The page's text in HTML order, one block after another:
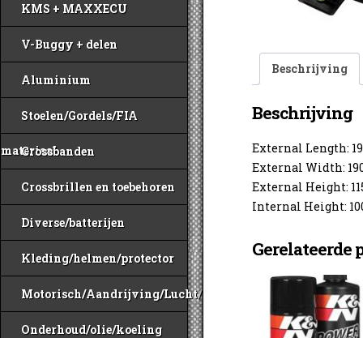
KMS + MAXXECU
V-Buggy + delen
Aluminium
Stoelen/Gordels/FIA
materiaal
Crossbanden
Crossbrillen en toebehoren
Diverse/batterijen
Kleding/helmen/protector
Motorisch/Aandrijving/Lucht/Benzine
Onderhoud/olie/koeling
Beschrijving
Beschrijving
External Length:
External Width:
External Height:
Internal Height:
Gerelateerde